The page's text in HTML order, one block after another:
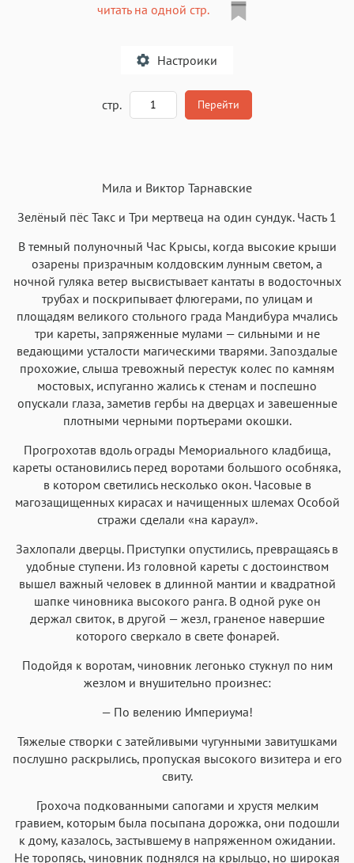
читать на одной стр.
Настроики
Аа
Roboto
Аа
Garamond
Аа
Fira Sans
Аа
Times
Аа
Iowan
Аа
San Francisco Аа
SF Serif Аа
New York
Аа
Helvetica Neue
Аа
Arial Аа
Georgia
Аа
Times New Roman
Courier
Аа
Courier New
Аа
Menlo
Аа
SF Mono
стр. Перейти
Мила и Виктор Тарнавские
Зелёный пёс Такс и Три мертвеца на один сундук. Часть 1
В темный полуночный Час Крысы, когда высокие крыши
озарены призрачным колдовским лунным светом, а
ночной гуляка ветер высвистывает кантаты в водосточных
трубах и поскрипывает флюгерами, по улицам и
площадям великого стольного града Мандибура мчались
три кареты, запряженные мулами — сильными и не
ведающими усталости магическими тварями. Запоздалые
прохожие, слыша тревожный перестук колес по камням
мостовых, испуганно жались к стенам и поспешно
опускали глаза, заметив гербы на дверцах и завешенные
плотными черными портьерами окошки.
Прогрохотав вдоль ограды Мемориального кладбища,
кареты остановились перед воротами большого особняка,
в котором светились несколько окон. Часовые в
магозащищенных кирасах и начищенных шлемах Особой
стражи сделали «на караул».
Захлопали дверцы. Приступки опустились, превращаясь в
удобные ступени. Из головной кареты с достоинством
вышел важный человек в длинной мантии и квадратной
шапке чиновника высокого ранга. В одной руке он
держал свиток, в другой — жезл, граненое навершие
которого сверкало в свете фонарей.
Подойдя к воротам, чиновник легонько стукнул по ним
жезлом и внушительно произнес:
— По велению Империума!
Тяжелые створки с затейливыми чугунными завитушками
послушно раскрылись, пропуская высокого визитера и его
свиту.
Грохоча подкованными сапогами и хрустя мелким
гравием, которым была посыпана дорожка, они подошли
к дому, казалось, застывшему в напряженном ожидании.
Не торопясь, чиновник поднялся на крыльцо, но широкая